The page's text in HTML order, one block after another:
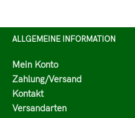
ALLGEMEINE INFORMATION
Mein Konto
Zahlung/Versand
Kontakt
Versandarten